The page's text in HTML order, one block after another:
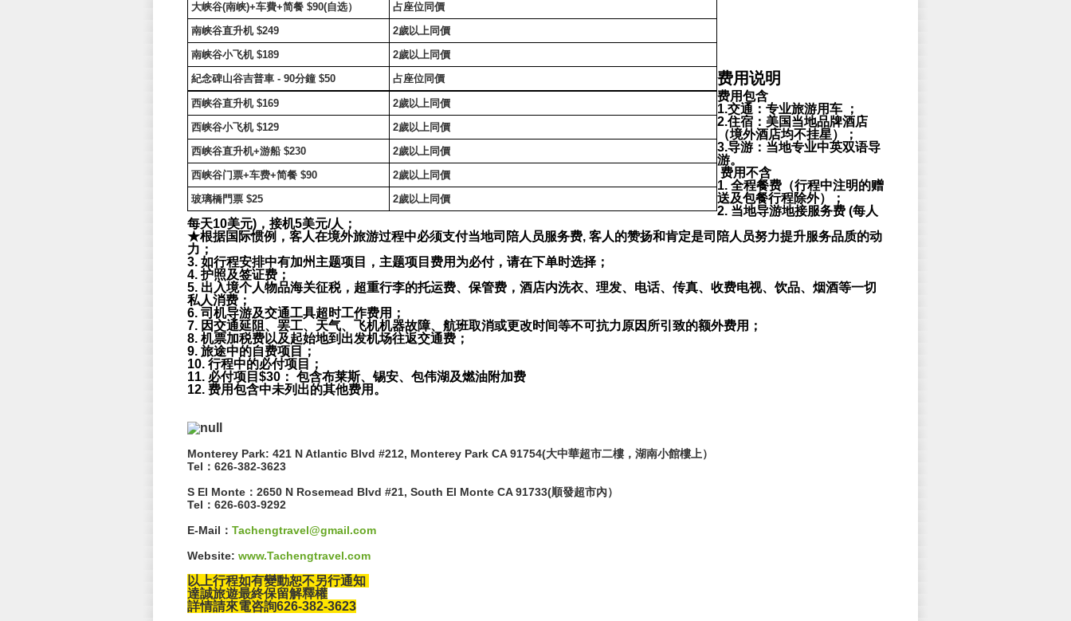
大峡谷(南峡)+车費+简餐 $90(自选）
占座位同價
南峡谷直升机$249 2歲以上同價
南峡谷小飞机$189 2歲以上同價
紀念碑山谷吉普車 - 90分鐘 $50 占座位同價
西峡谷直升机$169 2歲以上同價
西峡谷小飞机$129 2歲以上同價
西峡谷直升机+游船 $230 2歲以上同價
西峡谷门票+车费+简餐 $90 2歲以上同價
玻璃橋門票 $25 2歲以上同價
费用说明
费用包含
1.交通：专业旅游用车 ；
2.住宿：美国当地品牌酒店
（境外酒店均不挂星）；
3.导游：当地专业中英双语导
游。
费用不含
1. 全程餐费（行程中注明的赠
送及包餐行程除外）；
2. 当地导游地接服务费 (每人
每天10美元)，接机5美元/人；
★根据国际惯例，客人在境外旅游过程中必须支付当地司陪人员服务费, 客人的赞扬和肯定是司陪人员努力提升服务品质的动
力；
3. 如行程安排中有加州主题项目，主题项目费用为必付，请在下单时选择；
4. 护照及签证费；
5. 出入境个人物品海关征税，超重行李的托运费、保管费，酒店内洗衣、理发、电话、传真、收费电视、饮品、烟酒等一切
私人消费；
6. 司机导游及交通工具超时工作费用；
7. 因交通延阻、罢工、天气、飞机机器故障、航班取消或更改时间等不可抗力原因所引致的额外费用；
8. 机票加税费以及起始地到出发机场往返交通费；
9. 旅途中的自费项目；
10. 行程中的必付项目；
11. 必付项目$30： 包含布莱斯、锡安、包伟湖及燃油附加费
12. 费用包含中未列出的其他费用。
Monterey Park: 421 N Atlantic Blvd #212, Monterey Park CA 91754(大中華超市二樓，湖南小館樓上）
Tel：626-382-3623
S El Monte： 2650 N Rosemead Blvd #21, South El Monte CA 91733(順發超市內）
Tel： 626-603-9292
E-Mail： Tachengtravel@gmail.com
Website: www.Tachengtravel.com
以上行程如有變動恕不另行通知
達誠旅遊最終保留解釋權
詳情請來電咨詢626-382-3623